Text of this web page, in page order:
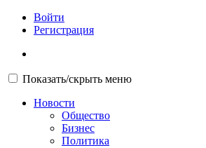
Войти
Регистрация
Показать/скрыть меню
Новости
Общество
Бизнес
Политика